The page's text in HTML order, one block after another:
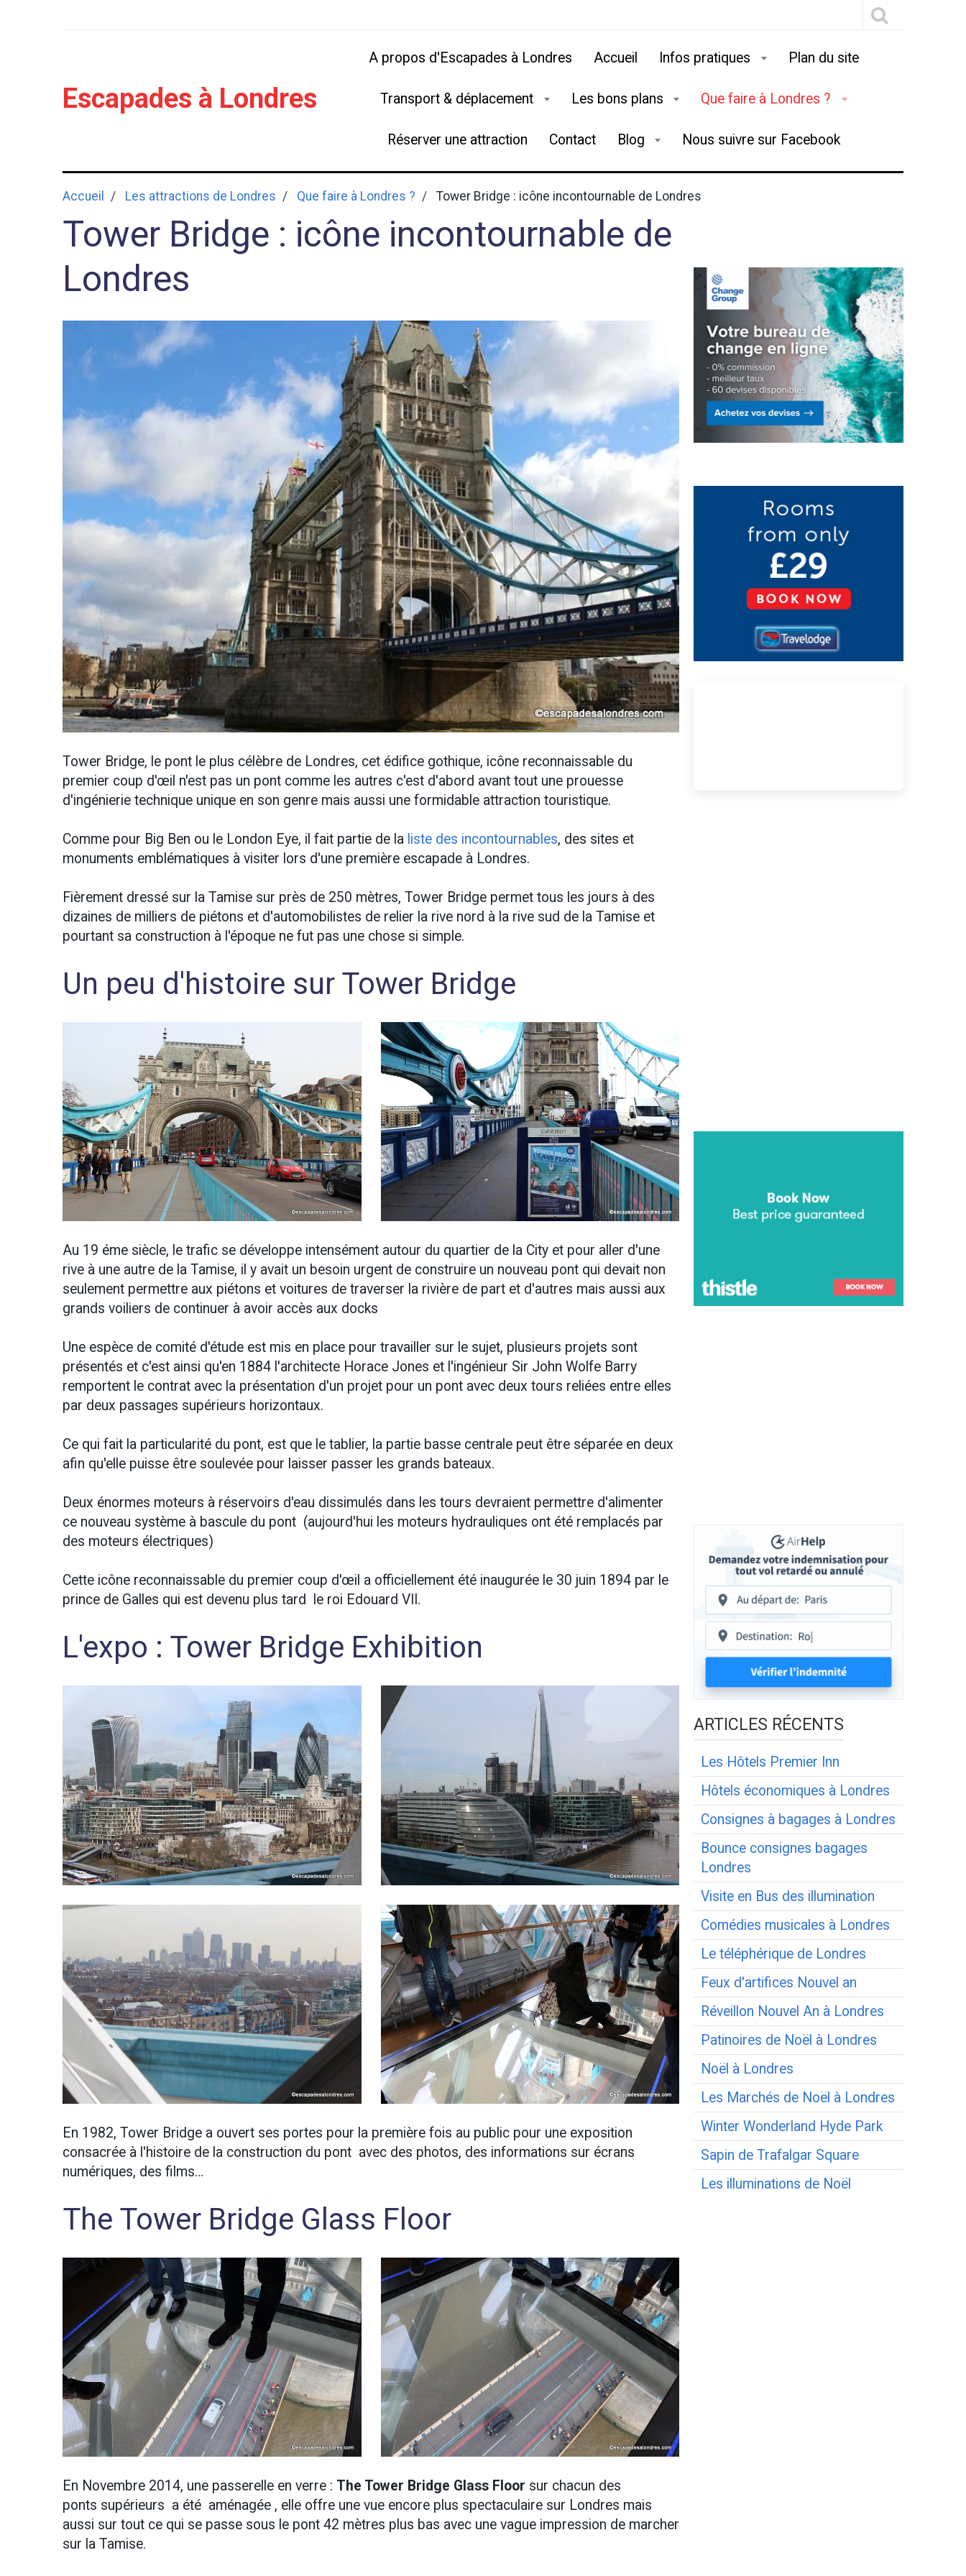
Escapades à Londres
A propos d'Escapades à Londres Accueil Infos pratiques Plan du site
Transport & déplacement Les bons plans Que faire à Londres ?
Réserver une attraction Contact Blog Nous suivre sur Facebook
Accueil Les attractions de Londres Que faire à Londres ? Tower Bridge : icône incontournable de Londres
Tower Bridge : icône incontournable de
Londres
Tower Bridge, le pont le plus célèbre de Londres, cet édifice gothique, icône reconnaissable du
premier coup d'œil n'est pas un pont comme les autres c'est d'abord avant tout une prouesse
d'ingénierie technique unique en son genre mais aussi une formidable attraction touristique.
Comme pour Big Ben ou le London Eye, il fait partie de la liste des incontournables, des sites et
monuments emblématiques à visiter lors d'une première escapade à Londres.
Fièrement dressé sur la Tamise sur près de 250 mètres, Tower Bridge permet tous les jours à des
dizaines de milliers de piétons et d'automobilistes de relier la rive nord à la rive sud de la Tamise et
pourtant sa construction à l'époque ne fut pas une chose si simple.
Un peu d'histoire sur Tower Bridge
Au 19 éme siècle, le trafic se développe intensément autour du quartier de la City et pour aller d'une
rive à une autre de la Tamise, il y avait un besoin urgent de construire un nouveau pont qui devait non
seulement permettre aux piétons et voitures de traverser la rivière de part et d'autres mais aussi aux
grands voiliers de continuer à avoir accès aux docks
Une espèce de comité d'étude est mis en place pour travailler sur le sujet, plusieurs projets sont
présentés et c'est ainsi qu'en 1884 l'architecte Horace Jones et l'ingénieur Sir John Wolfe Barry
remportent le contrat avec la présentation d'un projet pour un pont avec deux tours reliées entre elles
par deux passages supérieurs horizontaux.
Ce qui fait la particularité du pont, est que le tablier, la partie basse centrale peut être séparée en deux
afin qu'elle puisse être soulevée pour laisser passer les grands bateaux.
Deux énormes moteurs à réservoirs d'eau dissimulés dans les tours devraient permettre d'alimenter
ce nouveau système à bascule du pont (aujourd'hui les moteurs hydrauliques ont été remplacés par
des moteurs électriques)
Cette icône reconnaissable du premier coup d'œil a officiellement été inaugurée le 30 juin 1894 par le
prince de Galles qui est devenu plus tard le roi Edouard VII.
L'expo : Tower Bridge Exhibition
En 1982, Tower Bridge a ouvert ses portes pour la première fois au public pour une exposition
consacrée à l'histoire de la construction du pont avec des photos, des informations sur écrans
numériques, des films…
The Tower Bridge Glass Floor
En Novembre 2014, une passerelle en verre : The Tower Bridge Glass Floor sur chacun des
ponts supérieurs a été aménagée , elle offre une vue encore plus spectaculaire sur Londres mais
aussi sur tout ce qui se passe sous le pont 42 mètres plus bas avec une vague impression de marcher
sur la Tamise.
ARTICLES RÉCENTS
Les Hôtels Premier Inn
Hôtels économiques à Londres
Consignes à bagages à Londres
Bounce consignes bagages
Londres
Visite en Bus des illumination
Comédies musicales à Londres
Le téléphérique de Londres
Feux d'artifices Nouvel an
Réveillon Nouvel An à Londres
Patinoires de Noël à Londres
Noël à Londres
Les Marchés de Noël à Londres
Winter Wonderland Hyde Park
Sapin de Trafalgar Square
Les illuminations de Noël